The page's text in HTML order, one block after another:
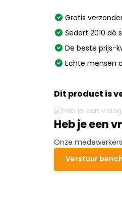
Gratis
Sedert 2010 dé
De beste prijs-
Echte mensen
Dit product is
Heb je een
Onze
Verstuur